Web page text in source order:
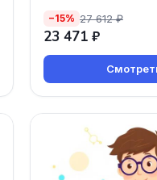
−15% 27 612 ₽
23 471 ₽